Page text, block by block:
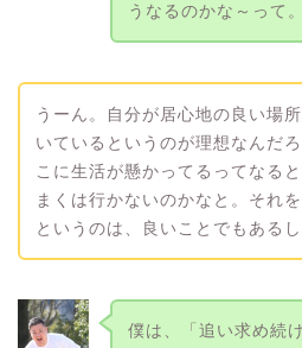
うなるのかな～って。
うーん。自分が居心地の良い場
いているというのが理想なんだ
こに生活が懸かってるってなる
まくは行かないのかなと。それ
というのは、良いことでもあるし
僕は、「追い求め続